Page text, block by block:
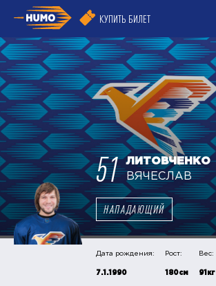
КУПИТЬ БИЛЕТ
51
ЛИТОВЧЕНКО
ВЯЧЕСЛАВ
НАПАДАЮЩИЙ
Дата рождения:
7.1.1990
Рост:
180см
Вес:
91кг